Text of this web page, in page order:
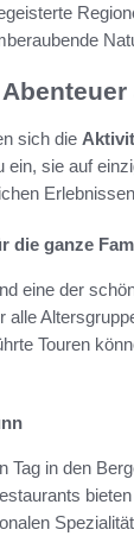
sich die
ein, sie auf
die ganze
eine der
alle
Touren
Tag in den